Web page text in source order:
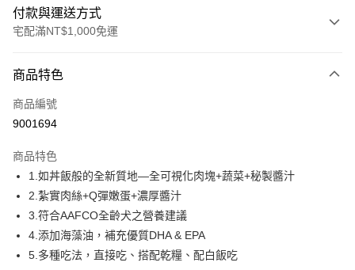
付款與運送方式
宅配滿NT$1,000免運
信用卡一次付款
信用卡分期付款
合作金庫商業銀行
華南商業銀行
彰化商業銀行
上海商業儲蓄銀行
國泰世華商業銀行
臺灣中小企業銀行
台中商業銀行
匯豐（台灣）商業銀行
華泰商業銀行
聯邦商業銀行
遠東國際商業銀行
LINE Pay
Apple Pay
街口支付
悠遊付
商品特色
商品編號
9001694
商品特色
1.如丼飯般的全新質地—全可視化肉塊+蔬菜+秘製醬汁
2.紮實肉絲+Q彈嫩蛋+濃厚醬汁
3.符合AAFCO全齡犬之營養建議
4.添加海藻油，補充優質DHA & EPA
5.多種吃法，直接吃、搭配乾糧、配白飯吃